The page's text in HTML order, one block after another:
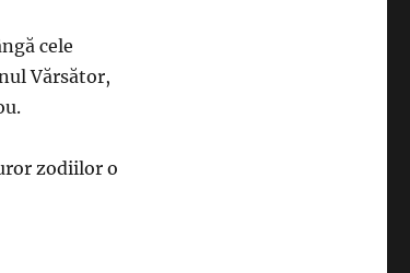
cele
Vărsător,
zodiilor o